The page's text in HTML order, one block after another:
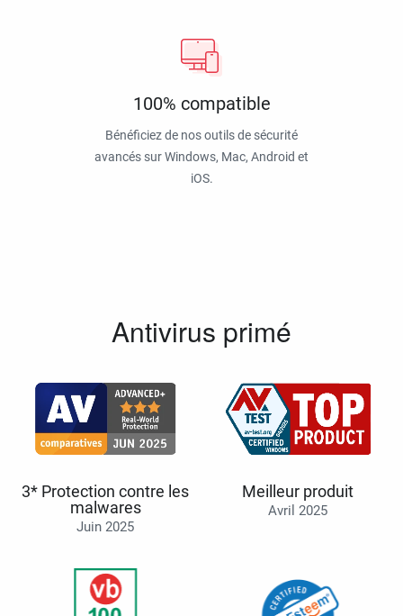
100% compatible
Bénéficiez de nos outils de sécurité
avancés sur Windows, Mac, Android et
iOS.
Antivirus primé
3* Protection contre les
malwares
Juin 2025
Meilleur produit
Avril 2025